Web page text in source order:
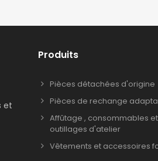
et
Produits
Pièces détachées d'origine
Pièces de rechange
Affûtage , consommables et
outillages d'atelier
Vêtements et accessoires